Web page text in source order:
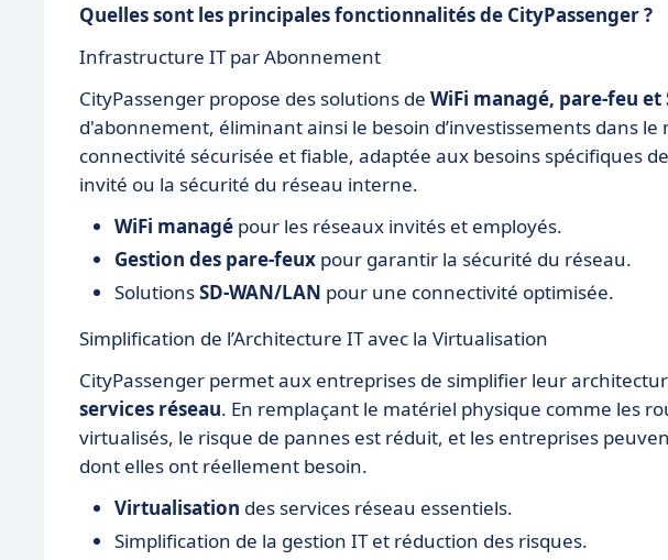
Quelles sont les principales fonctionnalités de CityPassenger ?
Infrastructure IT par Abonnement
CityPassenger propose des solutions de WiFi managé, pare-feu et
d'abonnement, éliminant ainsi le besoin d’investissements dans
connectivité sécurisée et fiable, adaptée aux besoins spécifiques
invité ou la sécurité du réseau interne.
WiFi managé pour les réseaux invités et employés.
Gestion des pare-feux pour garantir la sécurité du réseau.
SolutionsSD-WAN/LAN pour une connectivité optimisée.
Simplification de l’Architecture IT avec la Virtualisation
CityPassenger permet aux entreprises de simplifier leur
services réseau. En remplaçant le matériel physique comme les
virtualisés, le risque de pannes est réduit, et les entreprises
dont elles ont réellement besoin.
Virtualisation des services réseau essentiels.
Simplification de la gestion IT et réduction des risques.